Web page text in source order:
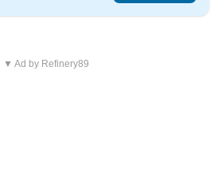
▼ Ad by Refinery89